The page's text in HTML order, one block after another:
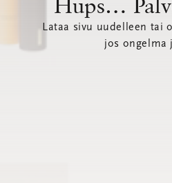
Lataa sivu uudelleen tai
jos ongelma